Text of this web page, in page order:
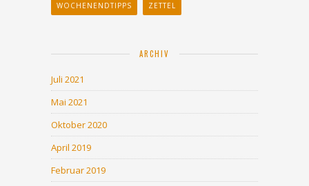
WOCHENENDTIPPS ZETTEL
ARCHIV
Juli 2021
Mai 2021
Oktober 2020
April 2019
Februar 2019